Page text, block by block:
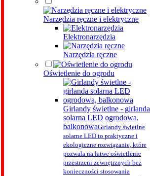
Narzędzia ręczne i elektryczne
Elektronarzędzia
Narzędzia ręczne
Oświetlenie do ogrodu
Girlandy świetlne - girlanda
solarna LED ogrodowa,
balkonowaGirlandy świetlne
solarne LED to praktyczne i
ekologiczne rozwiązanie, które
pozwala na łatwe oświetlenie
przestrzeni zewnętrznych bez
konieczności stosowania